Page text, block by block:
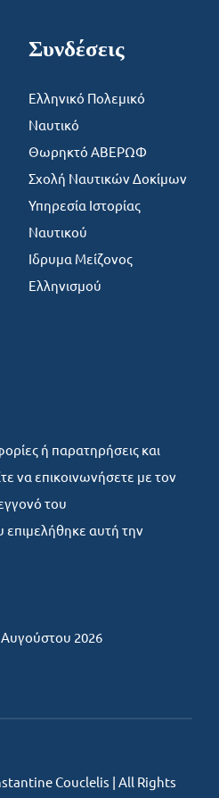
Συνδέσεις
Ελληνικό Πολεμικό
Ναυτικό
Θωρηκτό ΑΒΕΡΩΦ
Σχολή Ναυτικών Δοκίμων
Υπηρεσία Ιστορίας
Ναυτικού
Ιδρυμα Μείζονος
Ελληνισμού
ή παρατηρήσεις και
να επικοινωνήσετε με τον
του
αυτή την
2026
Couclelis | All Rights